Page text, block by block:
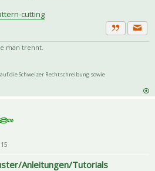
cutting
Zitat
man trennt.
die Schweizer Rechtschreibung sowie
Anleitungen/Tutorials